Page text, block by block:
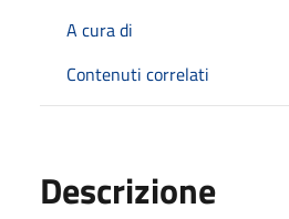
A cura di
Contenuti correlati
Descrizione